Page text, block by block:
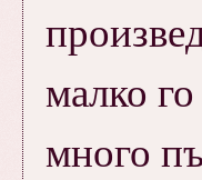
малко
много